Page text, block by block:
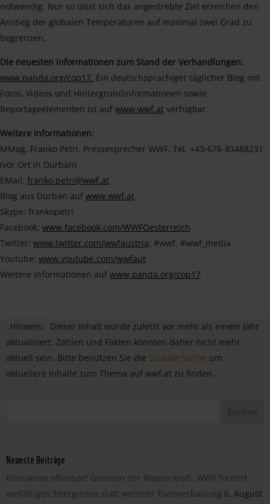
notwendig. Nur so lässt sich das angestrebte Ziel erreichen den
Anstieg der globalen Temperaturen auf maximal zwei Grad zu
begrenzen.
Die neuesten Informationen zum Stand der Verhandlungen:
www.panda.org/cop17. Ein deutschsprachiger täglicher Blog mit
Fotos, Videos und Hintergrundinformationen sowie
Reportageelementen ist auf www.wwf.at verfügbar.
Weitere Informationen:
MMag. Franko Petri, Pressesprecher WWF, Tel. +43-676-83488231
(vor Ort in Durban)
EMail: franko.petri@wwf.at
Blog aus Durban auf www.wwf.at
Skype: frankopetri
Facebook: www.facebook.com/WWFOesterreich
Twitter: www.twitter.com/wwfaustria; #wwf, #wwf_media
Youtube: www.youtube.com/wwfaut
Weitere Informationen auf www.panda.org/cop17
Hinweis:
Dieser Inhalt wurde zuletzt vor mehr als einem Jahr
aktualisiert. Zahlen und Fakten könnten daher nicht mehr
aktuell sein. Bitte benutzen Sie die Globale Suche um
aktuellere Inhalte zum Thema auf wwf.at zu finden.
Neueste Beiträge
Klimakrise offenbart Grenzen der Wasserkraft: WWF fordert
vielfältigen Energiemix statt weiterer Flussverbauung 6. August